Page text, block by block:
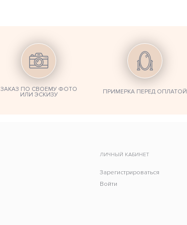
ЗАКАЗ ПО СВОЕМУ ФОТО
ИЛИ ЭСКИЗУ ПРИМЕРКА ПЕРЕД ОПЛАТОЙ
ЛИЧНЫЙ КАБИНЕТ
Зарегистрироваться
Войти